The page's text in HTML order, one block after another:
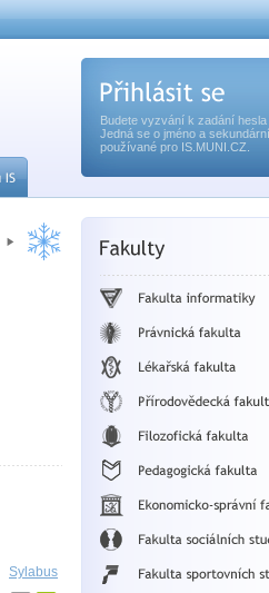
Budete vyzvání k zadání hesla
Jedná se o jméno a
používané pro IS.MUNI.CZ.
Sylabus